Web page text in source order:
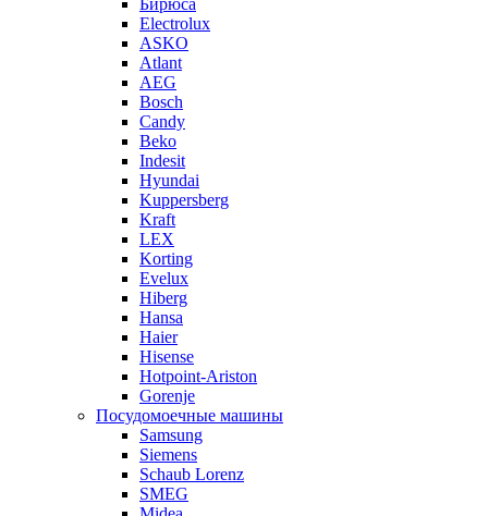
Бирюса
Electrolux
ASKO
Atlant
AEG
Bosch
Candy
Beko
Indesit
Hyundai
Kuppersberg
Kraft
LEX
Korting
Evelux
Hiberg
Hansa
Haier
Hisense
Hotpoint-Ariston
Gorenje
Посудомоечные машины
Samsung
Siemens
Schaub Lorenz
SMEG